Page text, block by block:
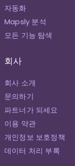
자동화
Mapsly 분석
모든 기능 탐색
회사
회사 소개
문의하기
파트너가 되세요
이용 약관
개인정보 보호정책
데이터 처리 부록